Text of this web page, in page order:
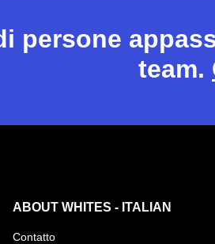
persone
team.
ABOUT WHITES - ITALIAN
Contatto